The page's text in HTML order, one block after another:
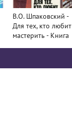
В.О. Шпаковский -
Для тех, кто любит
мастерить - Книга